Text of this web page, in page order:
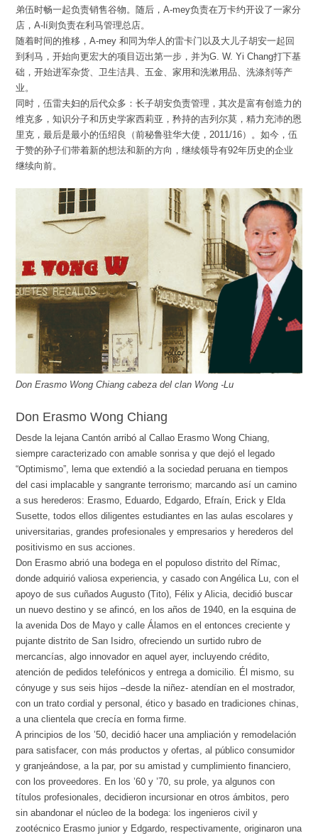
弟伍时畅一起负责销售谷物。随后，A-mey负责在万卡约开设了一家分
店，A-lí则负责在利马管理总店。
随着时间的推移，A-mey 和同为华人的雷卡门以及大儿子胡安一起回
到利马，开始向更宏大的项目迈出第一步，并为G. W. Yi Chang打下基
础，开始进军杂货、卫生洁具、五金、家用和洗漱用品、洗涤剂等产
业。
同时，伍雷夫妇的后代众多：长子胡安负责管理，其次是富有创造力的
维克多，知识分子和历史学家西莉亚，矜持的吉列尔莫，精力充沛的恩
里克，最后是最小的伍绍良（前秘鲁驻华大使，2011/16）。如今，伍
于赞的孙子们带着新的想法和新的方向，继续领导有92年历史的企业
继续向前。
Don Erasmo Wong Chiang cabeza del clan Wong -Lu
Don Erasmo Wong Chiang
Desde la lejana Cantón arribó al Callao Erasmo Wong Chiang,
siempre caracterizado con amable sonrisa y que dejó el legado
“Optimismo”, lema que extendió a la sociedad peruana en tiempos
del casi implacable y sangrante terrorismo; marcando así un camino
a sus herederos: Erasmo, Eduardo, Edgardo, Efraín, Erick y Elda
Susette, todos ellos diligentes estudiantes en las aulas escolares y
universitarias, grandes profesionales y empresarios y herederos del
positivismo en sus acciones.
Don Erasmo abrió una bodega en el populoso distrito del Rímac,
donde adquirió valiosa experiencia, y casado con Angélica Lu, con el
apoyo de sus cuñados Augusto (Tito), Félix y Alicia, decidió buscar
un nuevo destino y se afincó, en los años de 1940, en la esquina de
la avenida Dos de Mayo y calle Álamos en el entonces creciente y
pujante distrito de San Isidro, ofreciendo un surtido rubro de
mercancías, algo innovador en aquel ayer, incluyendo crédito,
atención de pedidos telefónicos y entrega a domicilio. Él mismo, su
cónyuge y sus seis hijos –desde la niñez- atendían en el mostrador,
con un trato cordial y personal, ético y basado en tradiciones chinas,
a una clientela que crecía en forma firme.
A principios de los ’50, decidió hacer una ampliación y remodelación
para satisfacer, con más productos y ofertas, al público consumidor
y granjeándose, a la par, por su amistad y cumplimiento financiero,
con los proveedores. En los ’60 y ’70, su prole, ya algunos con
títulos profesionales, decidieron incursionar en otros ámbitos, pero
sin abandonar el núcleo de la bodega: los ingenieros civil y
zootécnico Erasmo junior y Edgardo, respectivamente, originaron una